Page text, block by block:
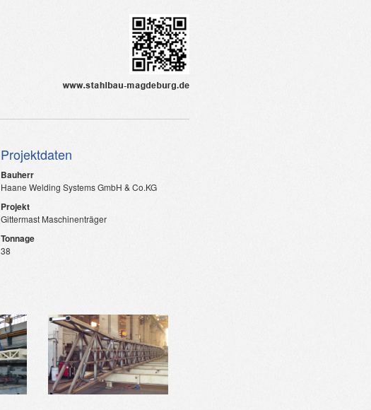
Projektdaten
Bauherr
Haane Welding Systems GmbH & Co.KG
Projekt
Gittermast Maschinenträger
Tonnage
38